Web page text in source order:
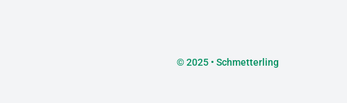
©2025 • Schmetterling